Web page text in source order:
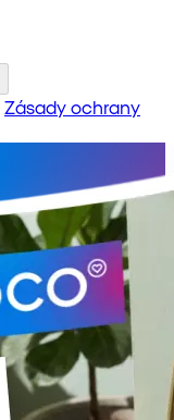
Zásady ochrany